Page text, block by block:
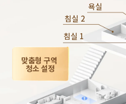
욕실
침실 2
침실 1
맞춤형 구역
청소 설정